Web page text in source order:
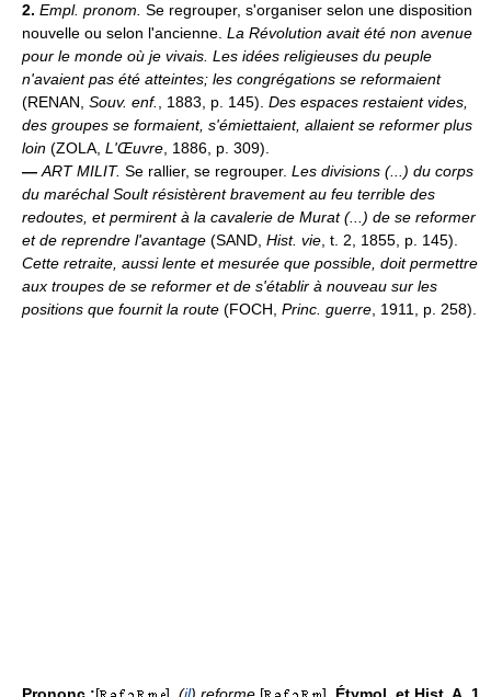
2. Empl. pronom. Se regrouper, s'organiser selon une disposition
nouvelle ou selon l'ancienne. La Révolution avait été non avenue
pour le monde où je vivais. Les idées religieuses du peuple
n'avaient pas été atteintes; les congrégations se reformaient
(RENAN, Souv. enf., 1883, p. 145). Des espaces restaient vides,
des groupes se formaient, s'émiettaient, allaient se reformer plus
loin (ZOLA, L'Œuvre, 1886, p. 309).
—ART MILIT. Se rallier, se regrouper. Les divisions (...) du corps
du maréchal Soult résistèrent bravement au feu terrible des
redoutes, et permirent à la cavalerie de Murat (...) de se reformer
et de reprendre l'avantage (SAND, Hist. vie, t. 2, 1855, p. 145).
Cette retraite, aussi lente et mesurée que possible, doit permettre
aux troupes de se reformer et de s'établir à nouveau sur les
positions que fournit la route (FOCH, Princ. guerre, 1911, p. 258).